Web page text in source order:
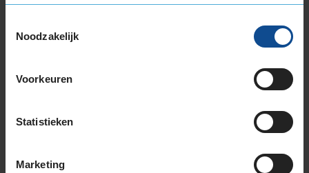
Noodzakelijk
Voorkeuren
Statistieken
Marketing
225/50R17 94H
225/50R17 98H EXTRALOAD
225/50R17 98H EXTRALOAD
225/55R17 97H RUNFLAT